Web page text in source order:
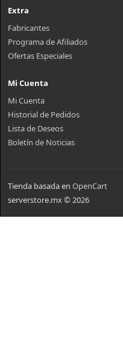
Extra
Fabricantes
Programa de Afiliados
Ofertas Especiales
Mi Cuenta
Mi Cuenta
Historial de Pedidos
Lista de Deseos
Boletín de Noticias
Tienda basada en OpenCart
serverstore.mx © 2026